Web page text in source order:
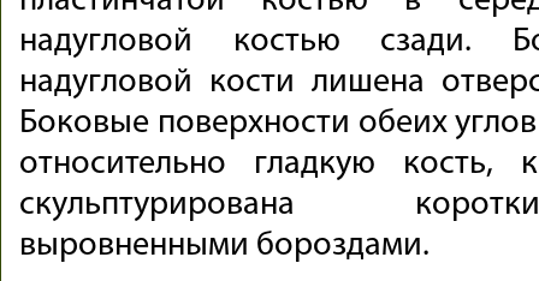
надугловой костью сзади.
надугловой кости лишена
Боковые поверхности обеих
относительно гладкую кость,
скульптурирована
выровненными бороздами.